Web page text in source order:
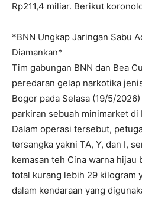
Rp211,4 miliar. Berikut
*BNN Ungkap Jaringan Sabu
Diamankan*
Tim gabungan BNN dan Bea
peredaran gelap narkotika
Bogor pada Selasa (19/5/
parkiran sebuah minimarket di
Dalam operasi tersebut,
tersangka yakni TA, Y, dan I,
kemasan teh Cina warna
total kurang lebih 29 kilogram
dalam kendaraan yang